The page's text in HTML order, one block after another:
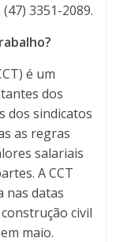
3351-2089.
é um
dos
dos sindicatos
as regras
salariais
A CCT
nas datas
civil
maio.